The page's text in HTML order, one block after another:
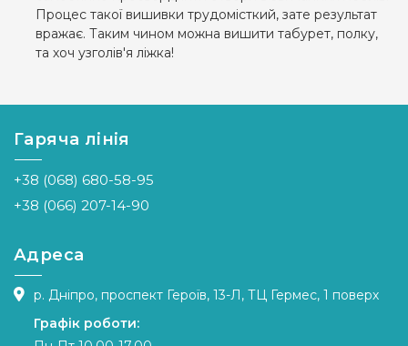
Процес такої вишивки трудомісткий, зате результат
вражає. Таким чином можна вишити табурет, полку,
та хоч узголів'я ліжка!
Гаряча лінія
+38 (068) 680-58-95
+38 (066) 207-14-90
Адреса
р. Дніпро, проспект Героїв, 13-Л, ТЦ Гермес, 1 поверх
Графік роботи: